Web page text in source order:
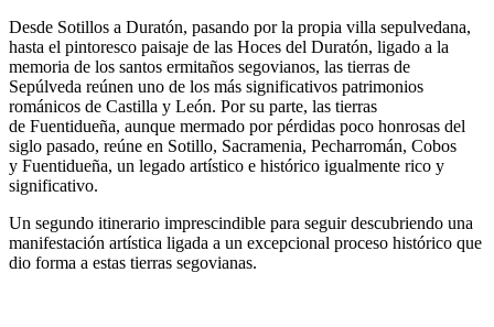
Desde Sotillos a Duratón, pasando por la propia villa sepulvedana,
hasta el pintoresco paisaje de las Hoces del Duratón, ligado a la
memoria de los santos ermitaños segovianos, las tierras de
Sepúlveda reúnen uno de los más significativos patrimonios
románicos de Castilla y León. Por su parte, las tierras
de Fuentidueña, aunque mermado por pérdidas poco honrosas del
siglo pasado, reúne en Sotillo, Sacramenia, Pecharromán, Cobos
y Fuentidueña, un legado artístico e histórico igualmente rico y
significativo.
Un segundo itinerario imprescindible para seguir descubriendo una
manifestación artística ligada a un excepcional proceso histórico que
dio forma a estas tierras segovianas.